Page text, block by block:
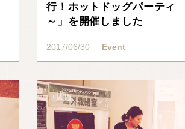
行！ホットドッグパーティ
～」を開催しました
2017/06/30 Event